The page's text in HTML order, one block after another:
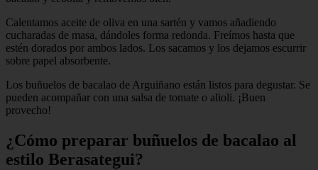
Calentamos aceite de oliva en una sartén y vamos añadiendo
cucharadas de masa, dándoles forma redonda. Freímos hasta que
estén dorados por ambos lados. Los sacamos y los dejamos escurrir
sobre papel absorbente.
Los buñuelos de bacalao de Arguiñano están listos para degustar. Se
pueden acompañar con una salsa de tomate o alioli. ¡Buen
provecho!
¿Cómo preparar buñuelos de bacalao al
estilo Berasategui?